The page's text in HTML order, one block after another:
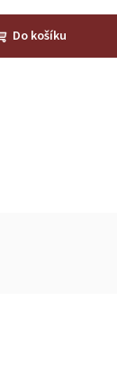
Do košíku